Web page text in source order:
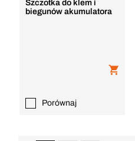
Szczotka do klem i
biegunów akumulatora
Porównaj